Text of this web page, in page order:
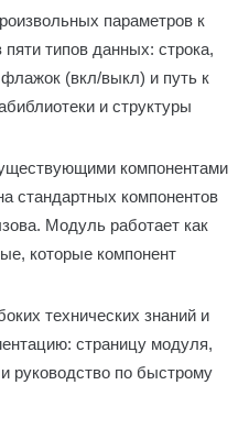
параметров к
типов данных: строка,
(вкл/выкл) и путь к
и структуры
компонентами
стандартных компонентов
Модуль работает как
которые компонент
технических знаний и
страницу модуля,
руководство по быстрому